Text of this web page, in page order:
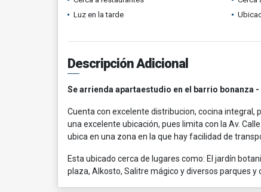
Luz en la tarde
Descripción Adicional
Se arrienda apartaestudio en el barrio bonanza -
Cuenta con excelente distribucion, cocina
una excelente ubicación, pues limita con la Av.
ubica en una zona en la que hay facilidad de
Esta ubicado cerca de lugares como: El jardín
plaza, Alkosto, Salitre mágico y diversos parques